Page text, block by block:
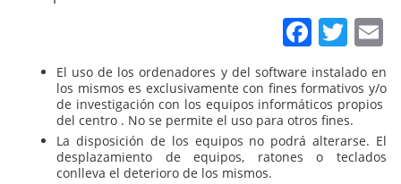
El uso de los ordenadores y del software instalado en
los mismos es exclusivamente con fines formativos y/o
de investigación con los equipos informáticos propios
del centro . No se permite el uso para otros fines.
La disposición de los equipos no podrá alterarse. El
desplazamiento de equipos, ratones o teclados
conlleva el deterioro de los mismos.